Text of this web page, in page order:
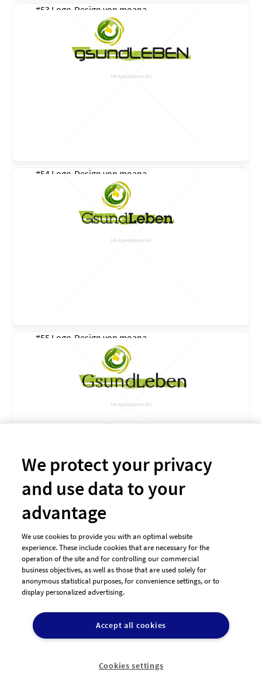
#53 Logo-Design von moana
#54 Logo-Design von moana
#55 Logo-Design von moana
#57 Logo-Design vonmoana
We protect your privacy
and use data to your
advantage
We use cookies to provide you with an optimal website
experience. These include cookies that are necessary for the
operation of the site and for controlling our commercial
business objectives, as well as those that are used solely for
anonymous statistical purposes, for convenience settings, or to
display personalized advertising.
Accept all cookies
Cookies settings